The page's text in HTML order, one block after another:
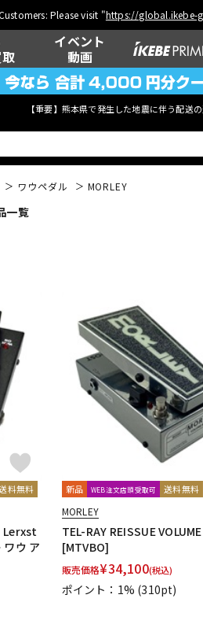
Please visit "https://global.ikebe-
イベント
動画
【重要】熊本県で発生した地震に伴う配送
DTM オンラ
イン納品
ワウペダル MORLEY
一覧
料無料
Lerxst
ウ ア
新品 WEB注文店頭受取可 送料無料
MORLEY
TEL-RAY REISSUE
[MTVBO]
販売価格¥34,100(税込)
ポイント：1% (310pt)